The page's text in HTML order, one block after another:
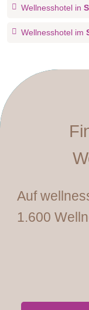
Wellnesshotel in
Wellnesshotel im
Auf
1.600